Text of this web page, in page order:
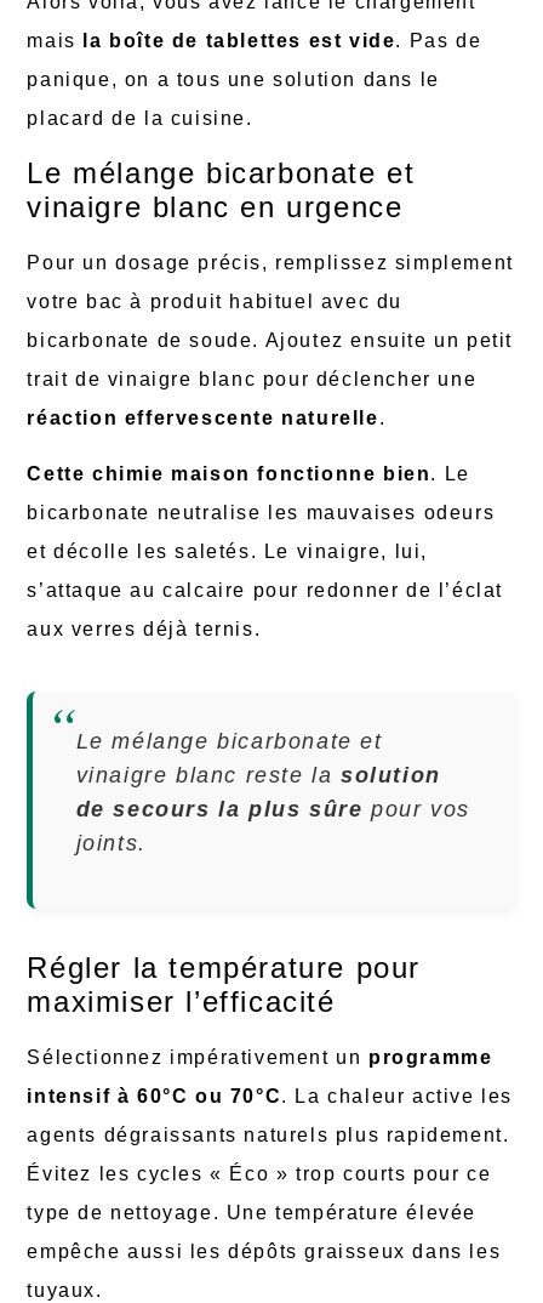
mais
la boîte de tablettes est vide. Pas de
panique, on a tous une solution dans le
placard de la cuisine.
Le mélange bicarbonate et
vinaigre blanc en urgence
Pour un dosage précis, remplissez simplement
votre bac à produit habituel avec du
bicarbonate de soude. Ajoutez ensuite un petit
trait de vinaigre blanc pour déclencher une
réaction effervescente naturelle.
Cette chimie maison fonctionne bien. Le
bicarbonate neutralise les mauvaises odeurs
et décolle les saletés. Le vinaigre, lui,
s’attaque au calcaire pour redonner de l’éclat
aux verres déjà ternis.
Le mélange bicarbonate et
vinaigre blanc reste la solution
de secours la plus sûre pour vos
joints.
Régler la température pour
maximiser l’efficacité
Sélectionnez impérativement un programme
intensif à 60°C ou 70°C. La chaleur active les
agents dégraissants naturels plus rapidement.
Évitez les cycles « Éco » trop courts pour ce
type de nettoyage. Une température élevée
empêche aussi les dépôts graisseux dans les
tuyaux.